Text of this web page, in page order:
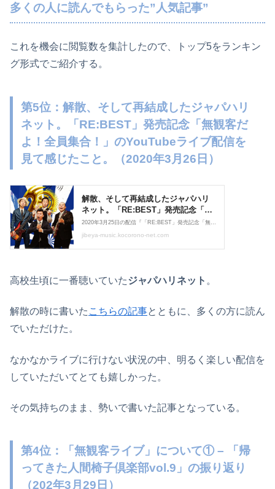
多くの人に読んでもらった”人気記事”
これを機会に閲覧数を集計したので、トップ5をランキン
グ形式でご紹介する。
第5位：解散、そして再結成したジャパハリ
ネット。「RE:BEST」発売記念「無観客だ
よ！全員集合！」のYouTubeライブ配信を
見て感じたこと。（2020年3月26日）
高校生頃に一番聴いていたジャパハリネット 。
解散の時に書いた こちらの記事とともに、多くの方に読ん
でいただけた。
なかなかライブに行けない状況の中、明るく楽しい配信を
していただいてとても嬉しかった。
その気持ちのまま、勢いで書いた記事となっている。
第4位：「無観客ライブ」について① – 「帰
ってきた人間椅子倶楽部vol.9」の振り返り
（202年3月29日）